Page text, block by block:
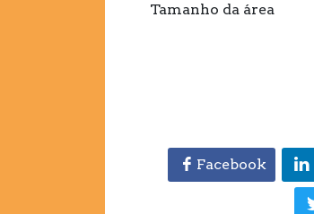
Tamanho da área
Facebook